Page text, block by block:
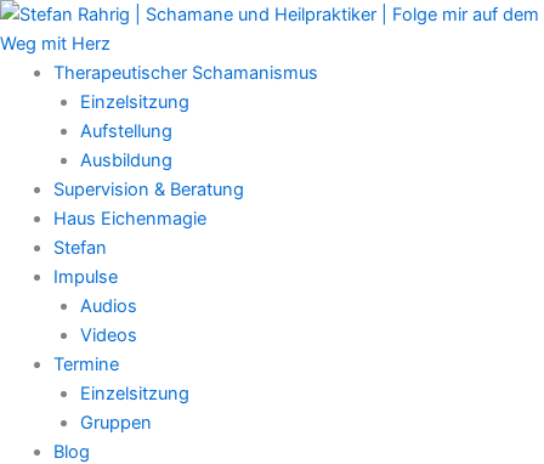
Zum
Inhalt
springenTherapeutischer Schamanismus
Einzelsitzung
Aufstellung
Ausbildung
Supervision & Beratung
Haus Eichenmagie
Stefan
Impulse
Audios
Videos
Termine
Einzelsitzung
Gruppen
Blog
Main
Menu